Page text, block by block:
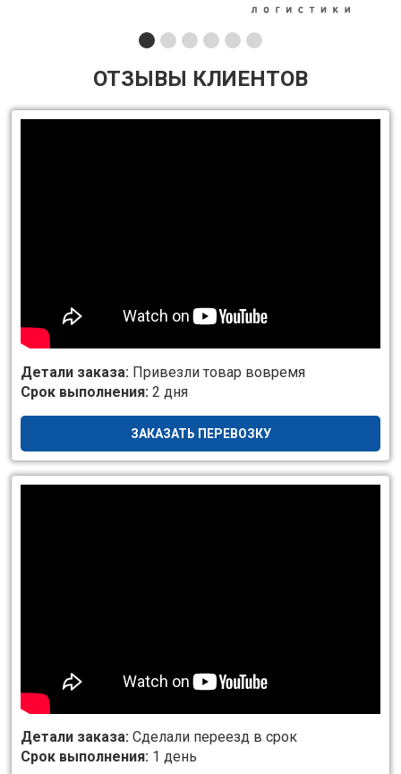
ОТЗЫВЫ КЛИЕНТОВ
Детали заказа: Привезли товар вовремя
Срок выполнения: 2 дня
ЗАКАЗАТЬ ПЕРЕВОЗКУ
Детали заказа: Сделали переезд в срок
Срок выполнения: 1 день